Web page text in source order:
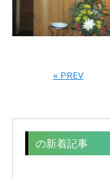
« PREV
の新着記事